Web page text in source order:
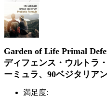
Garden of Life Primal
ディフェンス・ウルトラ
ーミュラ、90ベジタリア
満足度: